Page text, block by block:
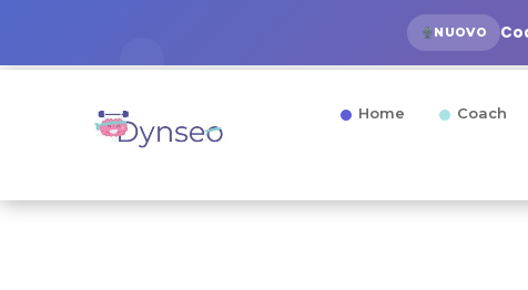
NUOVO
Home Coach